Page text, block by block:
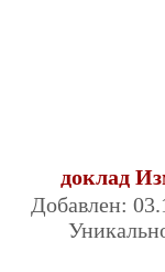
доклад
Добавлен: